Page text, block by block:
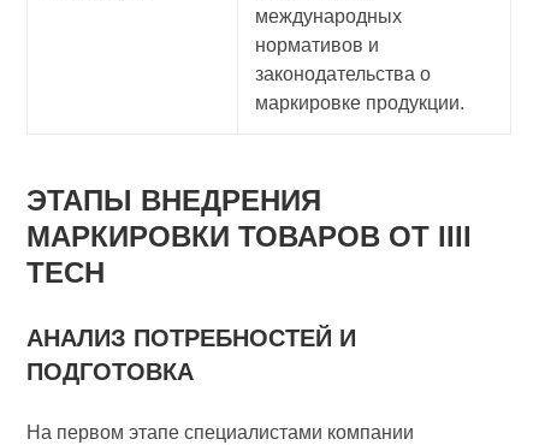
международных
нормативов и
законодательства о
маркировке продукции.
ЭТАПЫ ВНЕДРЕНИЯ
МАРКИРОВКИ ТОВАРОВ ОТ IIII
TECH
АНАЛИЗ ПОТРЕБНОСТЕЙ И
ПОДГОТОВКА
На первом этапе специалистами компании